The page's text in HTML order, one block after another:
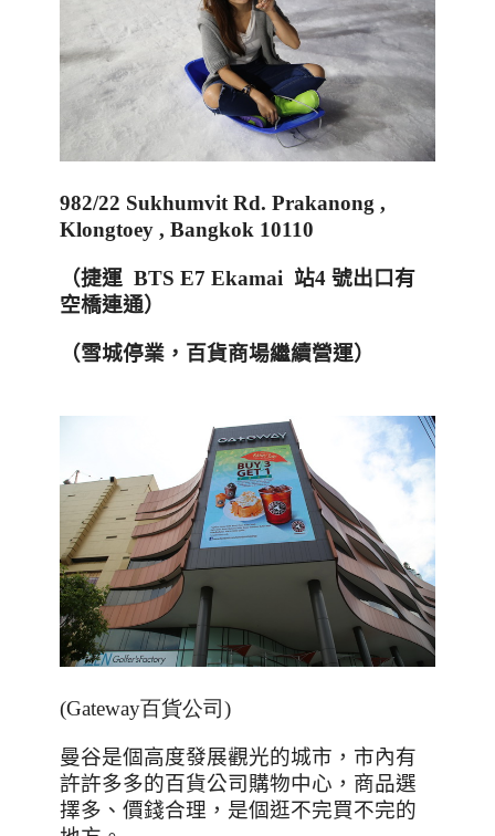
982/22 Sukhumvit Rd. Prakanong ,
Klongtoey , Bangkok 10110
（捷運 BTS E7 Ekamai 站4 號出口有
空橋連通）
（雪城停業，百貨商場繼續營運）
(Gateway百貨公司)
曼谷是個高度發展觀光的城市，市內有
許許多多的百貨公司購物中心，商品選
擇多、價錢合理，是個逛不完買不完的